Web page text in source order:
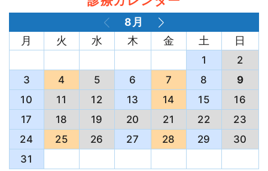
8月
月
火 水 木 金 土 日
1
2
3
4 5 6 7 8
9
10
11 12 13 14 15
16
17
18 19 20 21 22
23
24
25 26 27 28 29
30
31